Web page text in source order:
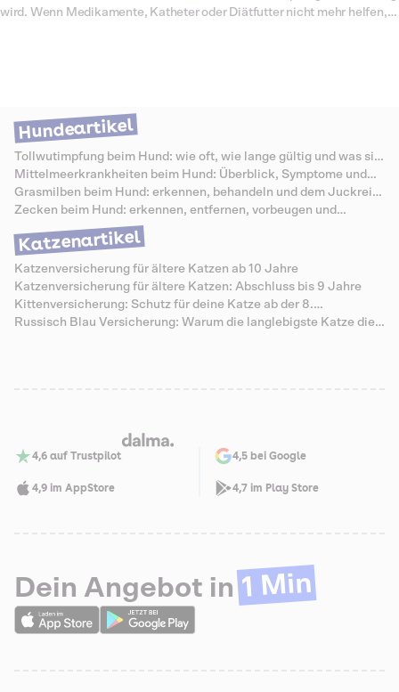
wird. Wenn Medikamente, Katheter oder Diätfutter nicht mehr helfen,
perineale Urethrostomie bedeutet, wie sie abläuft und mit welchen
Kosten du rechnen musst, erfährst du in diesem Artikel.
Hundeartikel
Tollwutimpfung beim Hund: wie oft, wie lange gültig und was sie
kostet
Mittelmeerkrankheiten beim Hund: Überblick, Symptome und
Schutz
Grasmilben beim Hund: erkennen, behandeln und dem Juckreiz
vorbeugen
Zecken beim Hund: erkennen, entfernen, vorbeugen und
Krankheiten vermeiden
Katzenartikel
Katzenversicherung für ältere Katzen ab 10 Jahre
Katzenversicherung für ältere Katzen: Abschluss bis 9 Jahre
Kittenversicherung: Schutz für deine Katze ab der 8.
Lebenswoche
Russisch Blau Versicherung: Warum die langlebigste Katze die
4,6 auf Trustpilot 4,5 bei Google
4,9 im AppStore 4,7 im Play Store
Dein Angebot in 1 Min